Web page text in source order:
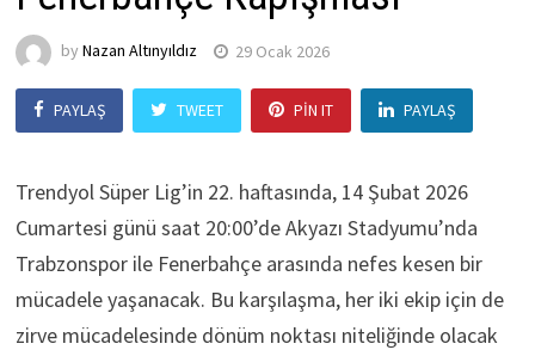
by Nazan Altınyıldız 29 Ocak 2026
PAYLAŞ TWEET PIN IT PAYLAŞ
Trendyol Süper Lig’in 22. haftasında, 14 Şubat 2026
Cumartesi günü saat 20:00’de Akyazı Stadyumu’nda
Trabzonspor ile Fenerbahçe arasında nefes kesen bir
mücadele yaşanacak. Bu karşılaşma, her iki ekip için de
zirve mücadelesinde dönüm noktası niteliğinde olacak